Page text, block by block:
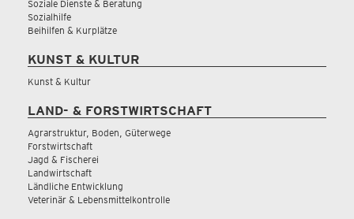
Soziale Dienste & Beratung
Sozialhilfe
Beihilfen & Kurplätze
KUNST & KULTUR
Kunst & Kultur
LAND- & FORSTWIRTSCHAFT
Agrarstruktur, Boden, Güterwege
Forstwirtschaft
Jagd & Fischerei
Landwirtschaft
Ländliche Entwicklung
Veterinär & Lebensmittelkontrolle